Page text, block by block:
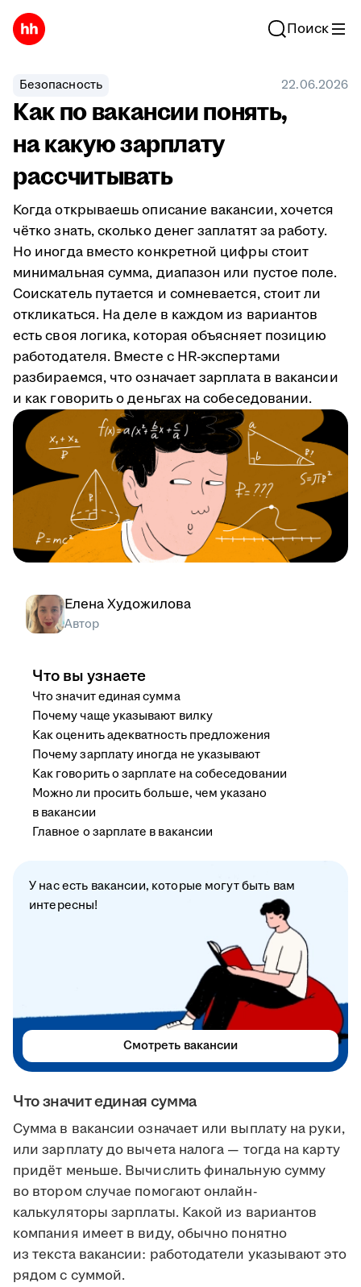
Поиск
Безопасность 22.06.2026
Как по вакансии понять,
на какую зарплату
рассчитывать
Когда открываешь описание вакансии, хочется
чётко знать, сколько денег заплатят за работу.
Но иногда вместо конкретной цифры стоит
минимальная сумма, диапазон или пустое поле.
Соискатель путается и сомневается, стоит ли
откликаться. На деле в каждом из вариантов
есть своя логика, которая объясняет позицию
работодателя. Вместе с HR-экспертами
разбираемся, что означает зарплата в вакансии
и как говорить о деньгах на собеседовании.
Что значит единая сумма
Сумма в вакансии означает или выплату на руки,
или зарплату до вычета налога — тогда на карту
придёт меньше. Вычислить финальную сумму
во втором случае помогают онлайн-
калькуляторы зарплаты. Какой из вариантов
компания имеет в виду, обычно понятно
из текста вакансии: работодатели указывают это
рядом с суммой.
Елена Художилова
Автор
Что вы узнаете
Что значит единая сумма
Почему чаще указывают вилку
Как оценить адекватность предложения
Почему зарплату иногда не указывают
Как говорить о зарплате на собеседовании
Можно ли просить больше, чем указано
в вакансии
Главное о зарплате в вакансии
У нас есть вакансии, которые могут быть вам
интересны!
Смотреть вакансии